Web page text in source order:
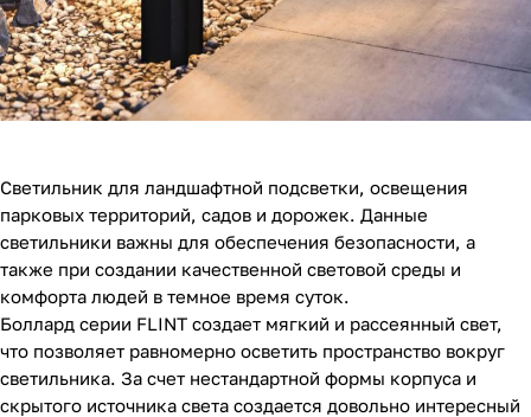
Светильник для ландшафтной подсветки, освещения
парковых территорий, садов и дорожек. Данные
светильники важны для обеспечения безопасности, а
также при создании качественной световой среды и
комфорта людей в темное время суток.
Боллард серии FLINT создает мягкий и рассеянный свет,
что позволяет равномерно осветить пространство вокруг
светильника. За счет нестандартной формы корпуса и
скрытого источника света создается довольно интересный